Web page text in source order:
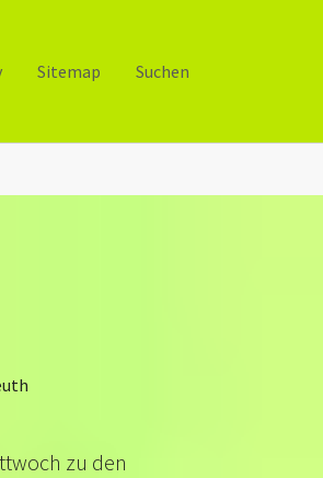
Sitemap Suchen
zu den